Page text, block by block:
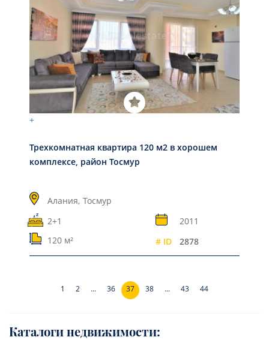
+
Трехкомнатная квартира 120 м2 в хорошем
комплексе, район Тосмур
Алания, Тосмур
2+1
2011
120 м²
# ID 2878
1 2 ... 36 37 38 ... 43 44
Каталоги недвижимости: